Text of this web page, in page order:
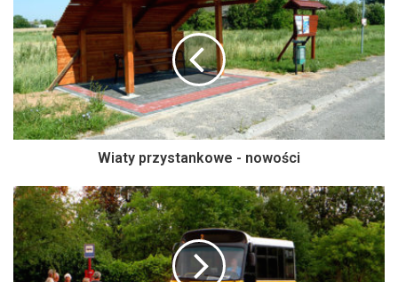
Wiaty przystankowe - nowości